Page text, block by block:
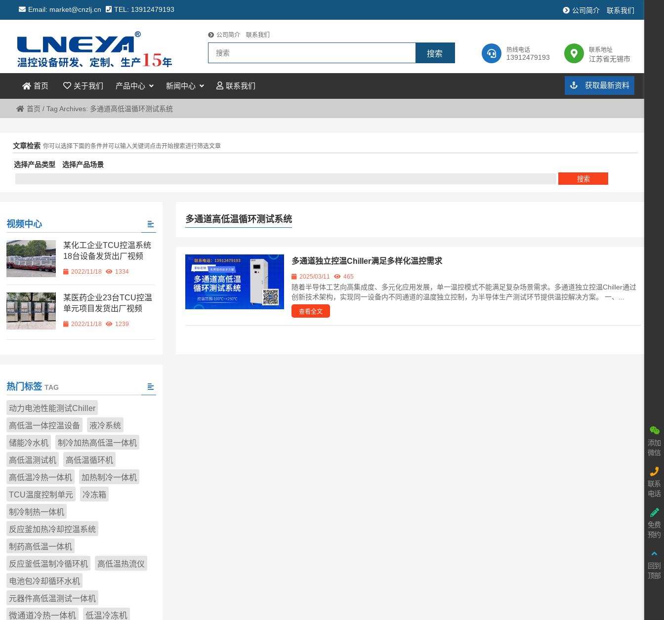
Email: market@cnzlj.cn TEL: 13912479193 公司简介 联系我们
热线电话
13912479193
联系地址
江苏省无锡市
公司简介 联系我们
首页 关于我们 产品中心 新闻中心 联系我们 获取最新资料
首页 / Tag Archives: 多通道高低温循环测试系统
文章检索 你可以选择下面的条件并可以输入关键词点击开始搜索进行筛选文章
选择产品类型 选择产品场景
多通道高低温循环测试系统
多通道独立控温Chiller满足多样化温控需求
2025/03/11 465
随着半导体工艺向高集成度、多元化应用发展，单一温控模式不能满足复杂场景需求。多通道独立控温Chiller通过
创新技术架构，实现同一设备内不同通道的温度独立控制，为半导体生产测试环节提供温控解决方案。 一、...
查看全文
视频中心
某化工企业TCU控温系统
18台设备发货出厂视频
2022/11/18 1334
某医药企业23台TCU控温
单元项目发货出厂视频
2022/11/18 1239
热门标签 TAG
动力电池性能测试Chiller
高低温一体控温设备 液冷系统
储能冷水机 制冷加热高低温一体机
高低温测试机 高低温循环机
高低温冷热一体机 加热制冷一体机
TCU温度控制单元 冷冻箱
制冷制热一体机
反应釜加热冷却控温系统
制药高低温一体机
反应釜低温制冷循环机 高低温热流仪
电池包冷却循环水机
元器件高低温测试一体机
微通道冷热一体机
低温冷冻机
添加
微信
联系
电话
免费
预约
回到
顶部